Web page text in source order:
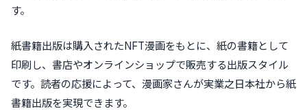
す。
紙書籍出版は購入されたNFT漫画をもとに、紙の書籍として
印刷し、書店やオンラインショップで販売する出版スタイル
です。読者の応援によって、漫画家さんが実業之日本社から紙
書籍出版を実現できます。